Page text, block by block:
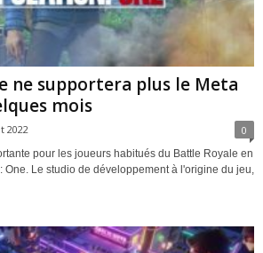
ne supportera plus le Meta
mois
2022 0
pour les joueurs habitués du Battle Royale en
One. Le studio de développement à l'origine du jeu,